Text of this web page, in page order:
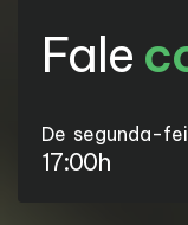
Fale
De segunda-
17:00h